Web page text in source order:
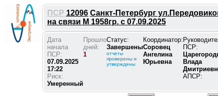
ПСР 12096 Санкт-Петербург
на связи М 1958гр. с 07.09.2025
Дата
начала
ПСР:
07.09.2025
17:22
Риск:
Умеренный
Прошло
дней:
1
Статус:
Завершены
отчеты
проверены и
утверждены
Координатор:
Соровец
Ангелина
Юрьевна
ПСР:
Влада
АПСР: